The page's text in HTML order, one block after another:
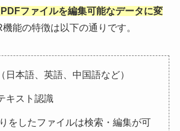
ファイルを編集可能なデータに変
能の特徴は以下の通りです。
日本語、英語、中国語など）
キスト認識
をしたファイルは検索・編集が可